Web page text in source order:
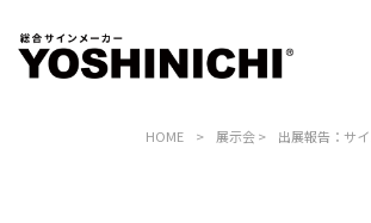
HOME > 展示会> 出展報告：サ